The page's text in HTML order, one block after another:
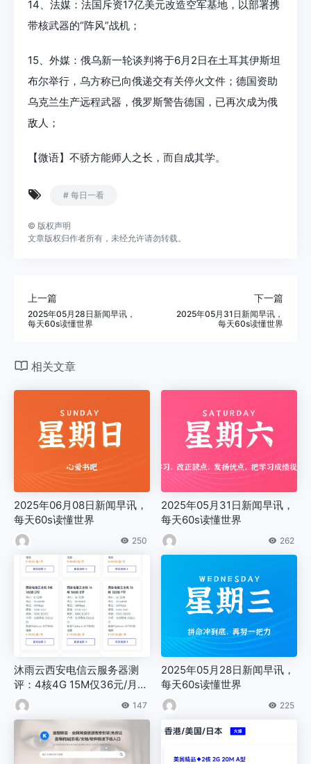
14、法媒：法国斥资17亿美元改造空军基地，以部署携
带核武器的“阵风”战机；
15、外媒：俄乌新一轮谈判将于6月2日在土耳其伊斯坦
布尔举行，乌方称已向俄递交有关停火文件；德国资助
乌克兰生产远程武器，俄罗斯警告德国，已再次成为俄
敌人；
【微语】不骄方能师人之长，而自成其学。
# 每日一看
© 版权声明
文章版权归作者所有，未经允许请勿转载。
上一篇
2025年05月28日新闻早讯，
每天60s读懂世界
下一篇
2025年05月31日新闻早讯，
每天60s读懂世界
相关文章
2025年06月08日新闻早讯，
每天60s读懂世界
250
2025年05月31日新闻早讯，
每天60s读懂世界
262
沐雨云西安电信云服务器测
评：4核4G 15M仅36元/月，
100G防御+自动过白，优惠码
MYY2026
147
2025年05月28日新闻早讯，
每天60s读懂世界
225